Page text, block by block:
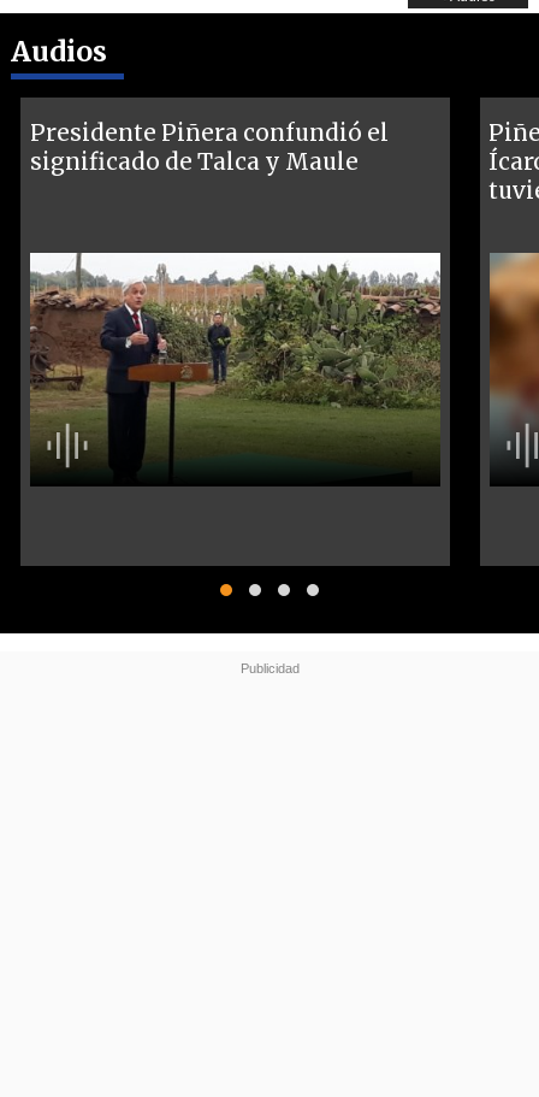
Audios
Presidente Piñera confundió el
significado de Talca y Maule